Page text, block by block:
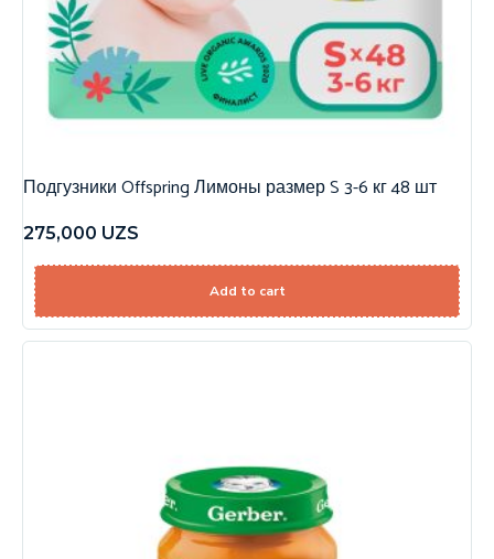
Подгузники Offspring Лимоны размер S 3-6 кг 48 шт
275,000 UZS
Add to cart